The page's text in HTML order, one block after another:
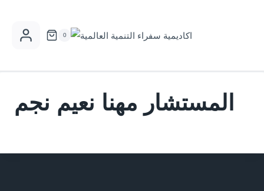
content
0
المستشار مهنا نعيم نجم